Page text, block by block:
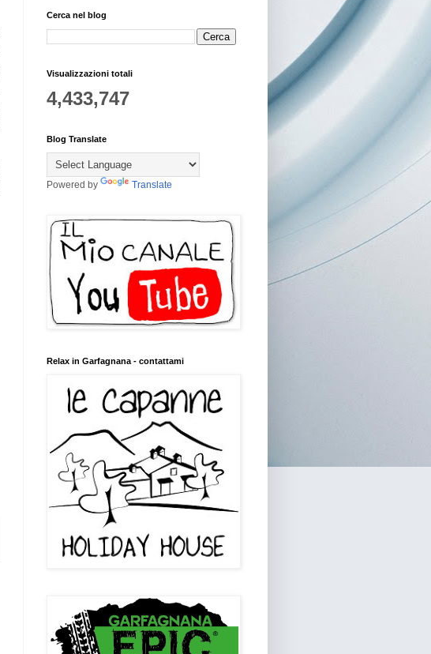
Cerca nel blog
Visualizzazioni totali
4,433,747
Blog Translate
Powered by Translate
Relax in Garfagnana - contattami